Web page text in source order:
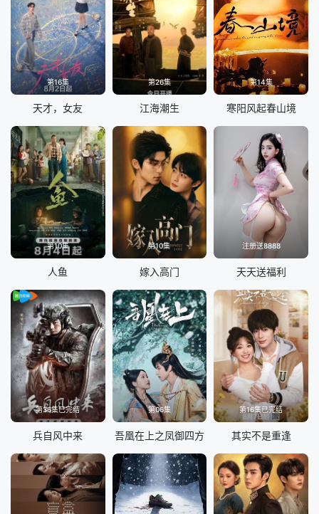
第16集
天才，女友
第26集
江海潮生
第14集
寒阳风起春山境
第10集
人鱼
第10集
嫁入高门
注册送8888
天天送福利
第36集已完结
兵自风中来
第06集
吾凰在上之凤御四方
第16集已完结
其实不是重逢